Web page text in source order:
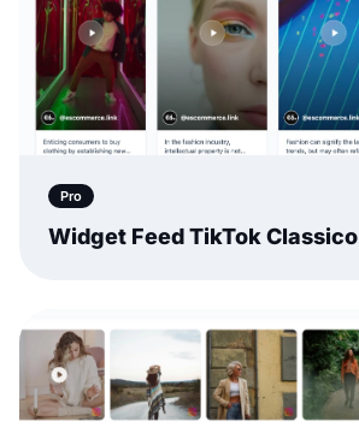
Pro
Widget Feed TikTok Classico